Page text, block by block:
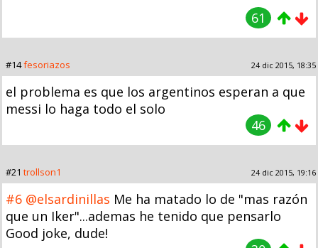
61
#14fesoriazos 24 dic 2015, 18:35
el problema es que los argentinos esperan a que
messi lo haga todo el solo
46
#21 trollson1 24 dic 2015, 19:16
#6 @elsardinillas Me ha matado lo de "mas razón
que un Iker"...ademas he tenido que pensarlo
Good joke, dude!